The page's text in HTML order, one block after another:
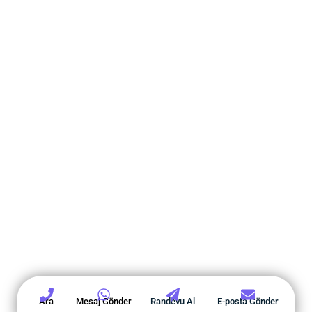
Ara Mesaj Gönder Randevu Al E-posta Gönder